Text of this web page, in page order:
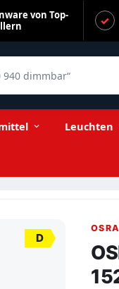
von Top-
Leuchten
D